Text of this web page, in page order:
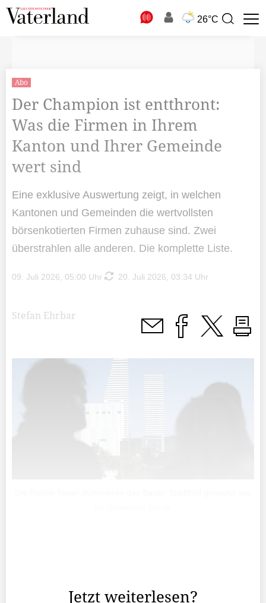
26°C
Suchbegriff
Abo
Der Champion ist entthront:
Was die Firmen in Ihrem
Kanton und Ihrer Gemeinde
wert sind
Eine exklusive Auswertung zeigt, in welchen
Kantonen und Gemeinden die wertvollsten
börsenkotierten Firmen zuhause sind. Zwei
überstrahlen alle anderen. Die komplette Liste.
09. Juli 2026, 05:00 Uhr 20. Juli 2026, 03:34 Uhr
Stefan Ehrbar
Jetzt weiterlesen?